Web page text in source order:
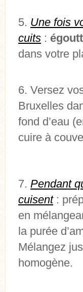
Une fois
cuits :
dans votre
Versez
Bruxelles
fond d’eau
cuire à
Pendant
cuisent:
en
la purée
Mélangez
homogène.